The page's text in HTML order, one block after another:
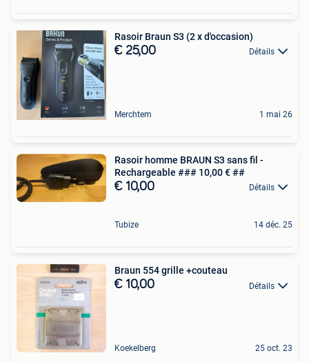
Rasoir Braun S3 (2 x d'occasion)
€ 25,00 Détails
Merchtem 1 mai 26
Rasoir homme BRAUN S3 sans fil -
Rechargeable ### 10,00 € ##
€ 10,00 Détails
Tubize 14 déc. 25
Braun 554 grille +couteau
€ 10,00 Détails
Koekelberg 25 oct. 23